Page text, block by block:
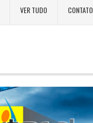
VER TUDO CONTATO